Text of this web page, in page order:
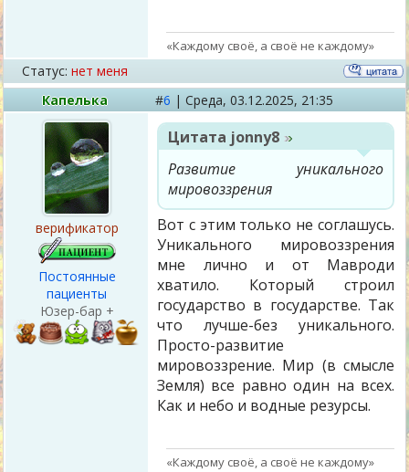
«Каждому своё, а своё не каждому»
Статус: нет меня
Капелька
#6 | Среда, 03.12.2025, 21:35
верификатор
Постоянные
пациенты
Юзер-бар +
Цитата jonny8
Развитие уникального
мировоззрения
Вот с этим только не соглашусь.
Уникального мировоззрения
мне лично и от Мавроди
хватило. Который строил
государство в государстве. Так
что лучше-без уникального.
Просто-развитие
мировоззрение. Мир (в смысле
Земля) все равно один на всех.
Как и небо и водные резурсы.
«Каждому своё, а своё не каждому»